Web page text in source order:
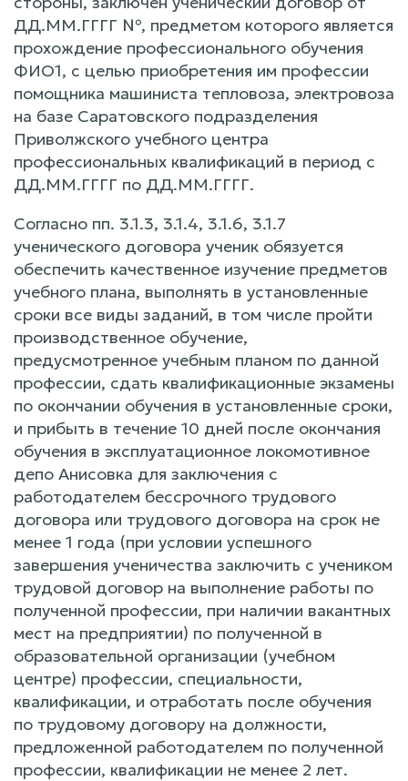
ДД.ММ.ГГГГ №, предметом которого является
прохождение профессионального обучения
ФИО1, с целью приобретения им профессии
помощника машиниста тепловоза, электровоза
на базе Саратовского подразделения
Приволжского учебного центра
профессиональных квалификаций в период с
ДД.ММ.ГГГГ по ДД.ММ.ГГГГ.
Согласно пп. 3.1.3, 3.1.4, 3.1.6, 3.1.7
ученического договора ученик обязуется
обеспечить качественное изучение предметов
учебного плана, выполнять в установленные
сроки все виды заданий, в том числе пройти
производственное обучение,
предусмотренное учебным планом по данной
профессии, сдать квалификационные экзамены
по окончании обучения в установленные сроки,
и прибыть в течение 10 дней после окончания
обучения в эксплуатационное локомотивное
депо Анисовка для заключения с
работодателем бессрочного трудового
договора или трудового договора на срок не
менее 1 года (при условии успешного
завершения ученичества заключить с учеником
трудовой договор на выполнение работы по
полученной профессии, при наличии вакантных
мест на предприятии) по полученной в
образовательной организации (учебном
центре) профессии, специальности,
квалификации, и отработать после обучения
по трудовому договору на должности,
предложенной работодателем по полученной
профессии, квалификации не менее 2 лет.